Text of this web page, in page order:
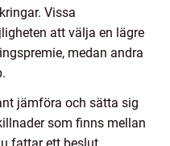
Vissa
att välja en lägre
medan andra
jämföra och sätta sig
som finns mellan